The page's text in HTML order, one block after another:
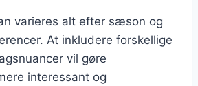
varieres alt efter sæson og
At inkludere forskellige
vil gøre
interessant og